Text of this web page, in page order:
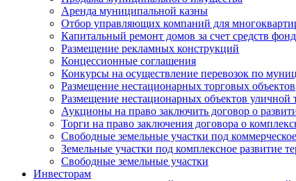
Аренда муниципальной казны
Отбор управляющих компаний для
Капитальный ремонт домов за счет средств
Размещение рекламных конструкций
Концессионные соглашения
Конкурсы на осуществление перевозок по
Размещение нестационарных торговых объектов
Размещение нестационарных объектов уличной
Аукционы на право заключить договор о
Торги на право заключения договора о
Свободные земельные участки под
Земельные участки под комплексное развитие
Свободные земельные участки
Инвесторам